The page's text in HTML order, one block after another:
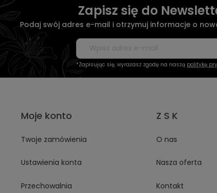
Zapisz się do
Podaj swój adres e-mail i otrzymuj informacje o
*Zapisując się, wyrażasz zgodę na naszą politykę
Moje konto
Twoje zamówienia
Ustawienia konta
Przechowalnia
Z S K
O nas
Nasza oferta
Kontakt